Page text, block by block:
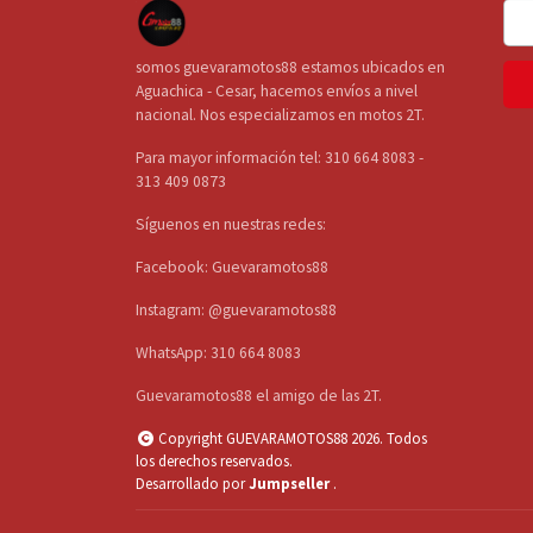
somos guevaramotos88 estamos ubicados en
Aguachica - Cesar, hacemos envíos a nivel
nacional. Nos especializamos en motos 2T.
Para mayor información tel: 310 664 8083 -
313 409 0873
Síguenos en nuestras redes:
Facebook: Guevaramotos88
Instagram: @guevaramotos88
WhatsApp: 310 664 8083
Guevaramotos88 el amigo de las 2T.
Copyright GUEVARAMOTOS88 2026. Todos
los derechos reservados.
Desarrollado porJumpseller .